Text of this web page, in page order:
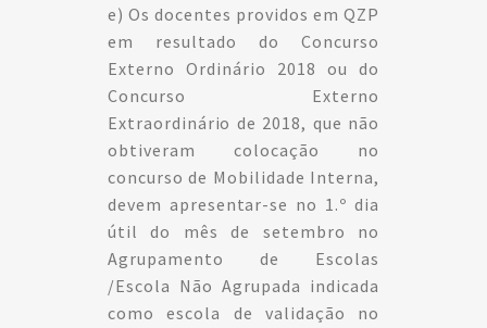
e) Os docentes providos em QZP
em resultado do Concurso
Externo Ordinário 2018 ou do
Concurso Externo
Extraordinário de 2018, que não
obtiveram colocação no
concurso de Mobilidade Interna,
devem apresentar-se no 1.º dia
útil do mês de setembro no
Agrupamento de Escolas
/Escola Não Agrupada indicada
como escola de validação no